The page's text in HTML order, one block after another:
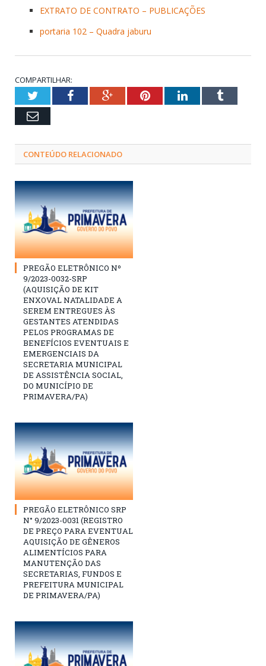
EXTRATO DE CONTRATO – PUBLICAÇÕES
portaria 102 – Quadra jaburu
COMPARTILHAR:
TwitterFacebookGoogle+PinterestLinkedInTumblr
Email
CONTEÚDO RELACIONADO
PREGÃO ELETRÔNICO Nº
9/2023-0032-SRP
(AQUISIÇÃO DE KIT
ENXOVAL NATALIDADE A
SEREM ENTREGUES ÀS
GESTANTES ATENDIDAS
PELOS PROGRAMAS DE
BENEFÍCIOS EVENTUAIS E
EMERGENCIAIS DA
SECRETARIA MUNICIPAL
DE ASSISTÊNCIA SOCIAL,
DO MUNICÍPIO DE
PRIMAVERA/PA)
PREGÃO ELETRÔNICO SRP
N° 9/2023-0031 (REGISTRO
DE PREÇO PARA EVENTUAL
AQUISIÇÃO DE GÊNEROS
ALIMENTÍCIOS PARA
MANUTENÇÃO DAS
SECRETARIAS, FUNDOS E
PREFEITURA MUNICIPAL
DE PRIMAVERA/PA)